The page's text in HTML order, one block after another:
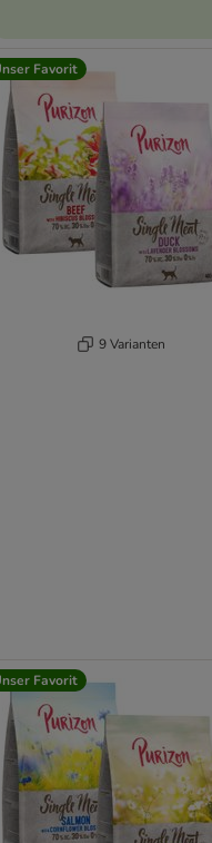
Favorit
9 Varianten
Favorit